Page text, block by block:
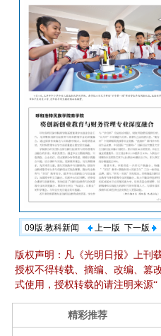
09版:教科新闻 上一版 下一版
版权声明：凡《光明日报》上刊
授权不得转载、摘编、改编、篡
式使用，授权转载的请注明来源“